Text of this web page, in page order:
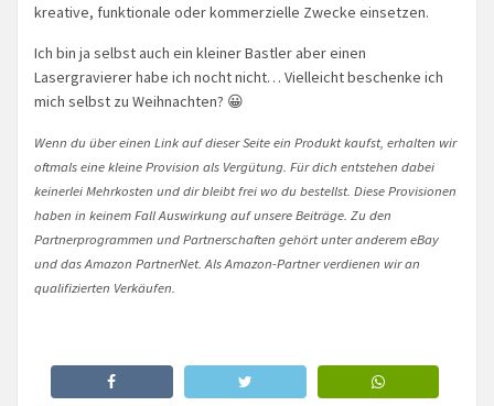
kreative, funktionale oder kommerzielle Zwecke einsetzen.
Ich bin ja selbst auch ein kleiner Bastler aber einen
Lasergravierer habe ich nocht nicht… Vielleicht beschenke ich
mich selbst zu Weihnachten? 😀
Wenn du über einen Link auf dieser Seite ein Produkt kaufst, erhalten wir
oftmals eine kleine Provision als Vergütung. Für dich entstehen dabei
keinerlei Mehrkosten und dir bleibt frei wo du bestellst. Diese Provisionen
haben in keinem Fall Auswirkung auf unsere Beiträge. Zu den
Partnerprogrammen und Partnerschaften gehört unter anderem eBay
und das Amazon PartnerNet. Als Amazon-Partner verdienen wir an
qualifizierten Verkäufen.